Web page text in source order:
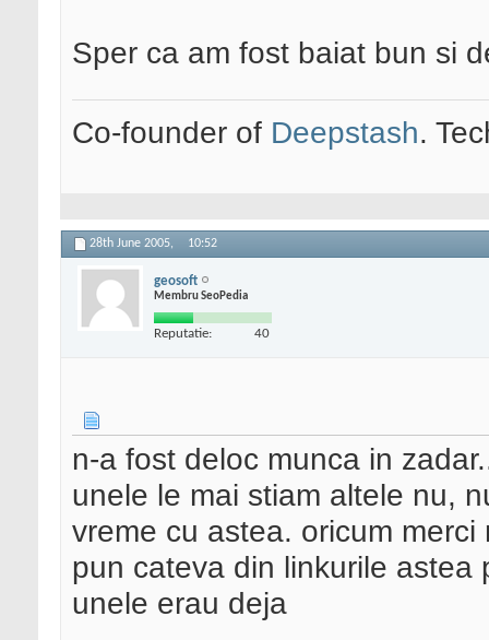
Sper ca am fost baiat bun si
Co-founder of Deepstash.
28th June 2005, 10:52
geosoft
Membru SeoPedia
Reputatie: 40
n-a fost deloc munca in
unele le mai stiam altele nu,
vreme cu astea. oricum
pun cateva din linkurile
unele erau deja